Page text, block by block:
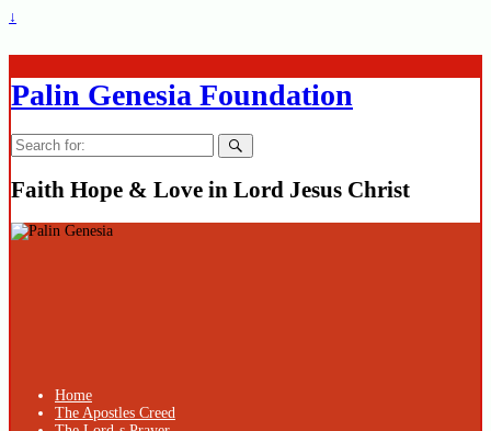
↓
Palin Genesia Foundation
Search
for:
Faith Hope & Love in Lord Jesus Christ
Home
The Apostles Creed